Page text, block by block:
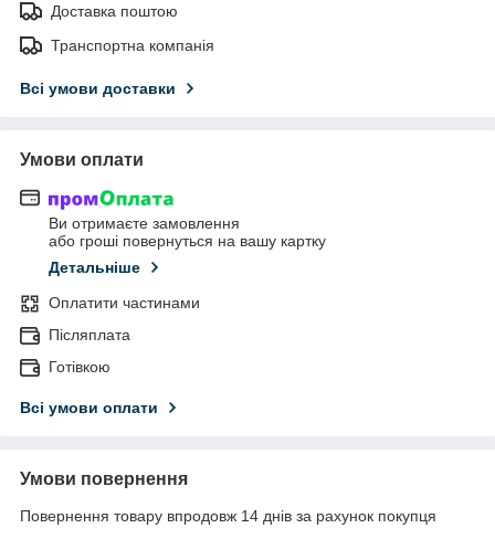
Доставка поштою
Транспортна компанія
Всі умови доставки
Умови оплати
Ви отримаєте замовлення
або гроші повернуться на вашу картку
Детальніше
Оплатити частинами
Післяплата
Готівкою
Всі умови оплати
Умови повернення
Повернення товару впродовж 14 днів за рахунок покупця